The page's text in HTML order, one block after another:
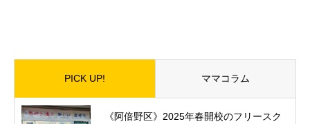
PICK UP! ママコラム
《阿倍野区》2025年春開校のフリースク